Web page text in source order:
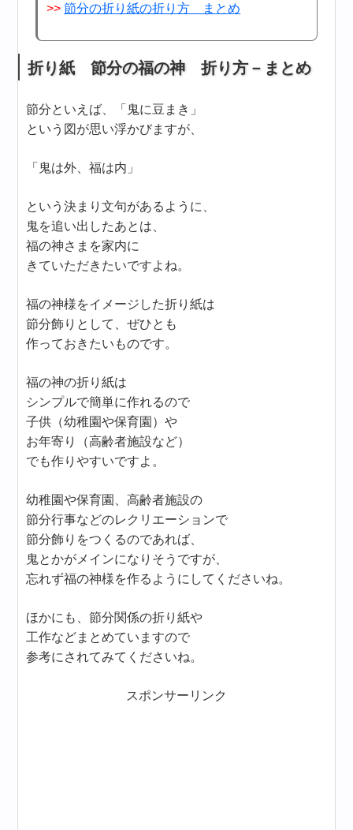
>> 節分の折り紙の折り方 まとめ
折り紙 節分の福の神 折り方－まとめ
節分といえば、「鬼に豆まき」
という図が思い浮かびますが、
「鬼は外、福は内」
という決まり文句があるように、
鬼を追い出したあとは、
福の神さまを家内に
きていただきたいですよね。
福の神様をイメージした折り紙は
節分飾りとして、ぜひとも
作っておきたいものです。
福の神の折り紙は
シンプルで簡単に作れるので
子供（幼稚園や保育園）や
お年寄り（高齢者施設など）
でも作りやすいですよ。
幼稚園や保育園、高齢者施設の
節分行事などのレクリエーションで
節分飾りをつくるのであれば、
鬼とかがメインになりそうですが、
忘れず福の神様を作るようにしてくださいね。
ほかにも、節分関係の折り紙や
工作などまとめていますので
参考にされてみてくださいね。
スポンサーリンク